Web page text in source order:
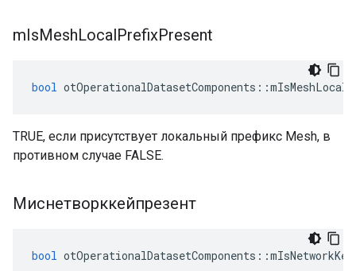
mIsMeshLocalPrefixPresent
bool otOperationalDatasetComponents ::
TRUE, если присутствует локальный префикс Mesh, в
противном случае FALSE.
Миснетворккейпрезент
bool otOperationalDatasetComponents ::